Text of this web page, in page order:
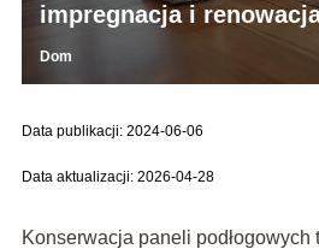
impregnacja i
Dom
Data publikacji: 2024-06-06
Data aktualizacji: 2026-04-28
Konserwacja paneli